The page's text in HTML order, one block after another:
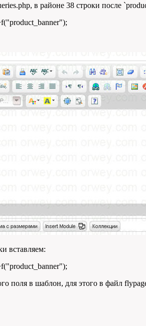
в районе 38 строки после
f("product_banner");
вставляем:
f("product_banner");
поля в шаблон, для этого в файл